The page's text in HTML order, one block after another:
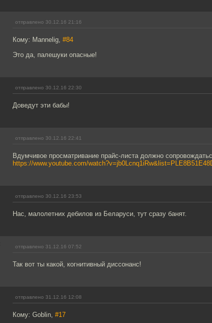
отправлено 30.12.16 21:16
Кому: Mannelig, #84
Это да, палешуки опасные!
отправлено 30.12.16 22:30
Доведут эти бабы!
отправлено 30.12.16 22:41
Вдумчивое просматривание прайс-листа должно
https://www.youtube.com/
отправлено 30.12.16 23:53
Нас, малолетних дебилов из Беларуси, тут сразу банят.
отправлено 31.12.16 07:52
Так вот ты какой, когнитивный диссонанс!
отправлено 31.12.16 12:08
Кому: Goblin, #17